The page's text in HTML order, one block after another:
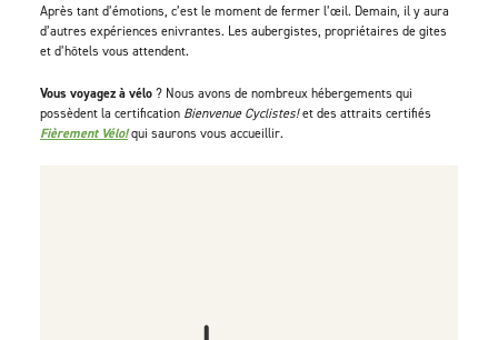
Après tant d’émotions, c’est le moment de fermer l’œil. Demain, il y aura
d’autres expériences enivrantes. Les aubergistes, propriétaires de gites
et d’hôtels vous attendent.
Vous voyagez à vélo? Nous avons de nombreux hébergements qui
possèdent la certification Bienvenue Cyclistes!et des attraits certifiés
Fièrement Vélo!qui saurons vous accueillir.